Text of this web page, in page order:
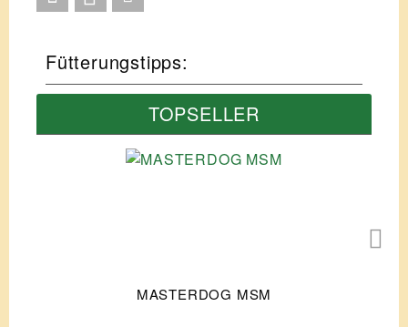
Fütterungstipps:
TOPSELLER
MASTERDOG MSM